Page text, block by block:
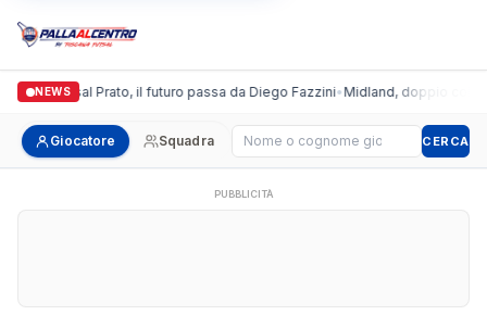
NEWS
Futsal Prato, il futuro passa da Diego Fazzini•Midland, doppio colpo per
Giocatore Squadra Cerca giocatore CERCA
PUBBLICITÀ